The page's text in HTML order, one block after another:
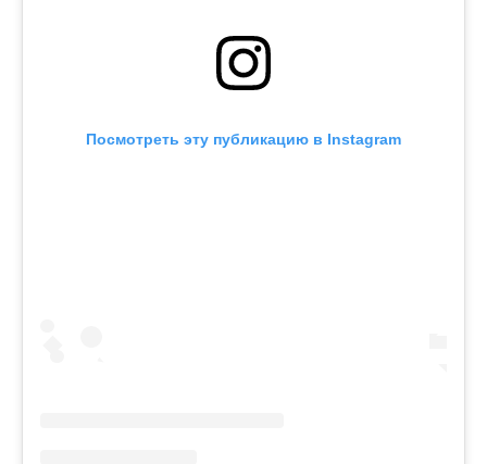
Посмотреть эту публикацию в Instagram